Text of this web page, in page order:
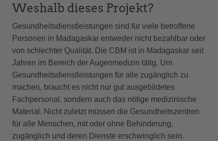
Weshalb dieses Projekt?
Gesundheitsdienstleistungen sind für viele betroffene
Personen in Madagaskar entweder nicht bezahlbar oder
von schlechter Qualität. Die CBM ist in Madagaskar seit
Jahren im Bereich der Augenmedizin tätig. Um
Gesundheitsdienstleistungen für alle zugänglich zu
machen, braucht es nicht nur gut ausgebildetes
Fachpersonal, sondern auch das nötige medizinische
Material. Nicht zuletzt müssen die Gesundheitszentren
für alle Menschen, mit oder ohne Behinderung,
zugänglich und deren Dienste erschwinglich sein.